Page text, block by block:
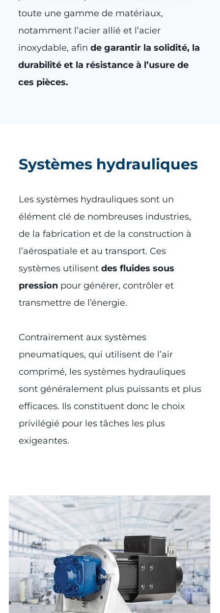
toute une gamme de matériaux,
notamment l’acier allié et l’acier
inoxydable, afin de garantir la solidité, la
durabilité et la résistance à l’usure de
ces pièces.
Systèmes hydrauliques
Les systèmes hydrauliques sont un
élément clé de nombreuses industries,
de la fabrication et de la construction à
l’aérospatiale et au transport. Ces
systèmes utilisent des fluides sous
pression pour générer, contrôler et
transmettre de l’énergie.
Contrairement aux systèmes
pneumatiques, qui utilisent de l’air
comprimé, les systèmes hydrauliques
sont généralement plus puissants et plus
efficaces. Ils constituent donc le choix
privilégié pour les tâches les plus
exigeantes.